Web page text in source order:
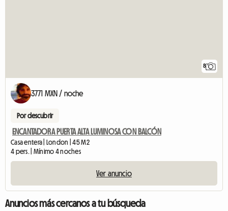
8
3771 MXN / noche
Por descubrir
ENCANTADORA PUERTA ALTA LUMINOSA CON BALCÓN
Casa entera | London | 45 M2
4 pers. | Mínimo 4 noches
Ver anuncio
Anuncios más cercanos a tu búsqueda